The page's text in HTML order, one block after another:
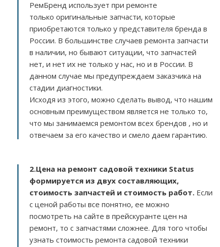
РемБренд использует при ремонте
только оригинальные запчасти, которые
приобретаются только у представителя бренда в
России. В большинстве случаев ремонта запчасти
в наличии, но бывают ситуации, что запчастей
нет, и нет их не только у нас, но и в России. В
данном случае мы предупреждаем заказчика на
стадии диагностики.
Исходя из этого, можно сделать вывод, что нашим
основным преимуществом является не только то,
что мы занимаемся ремонтом всех брендов , но и
отвечаем за его качество и смело даем гарантию.
2.Цена на ремонт садовой техники Status
формируется из двух составляющих,
стоимость запчастей и стоимость работ. Если
с ценой работы все понятно, ее можно
посмотреть на сайте в прейскуранте цен на
ремонт, то с запчастями сложнее. Для того чтобы
узнать стоимость ремонта садовой техники